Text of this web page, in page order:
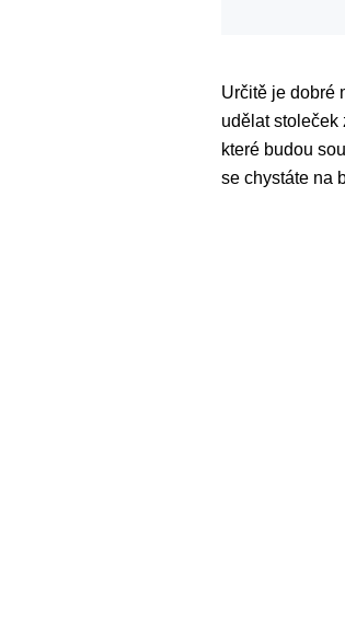
Určitě je dobré
udělat stoleček
které budou
se chystáte na